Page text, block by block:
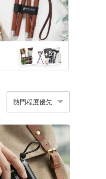
+5
熱門程度優先